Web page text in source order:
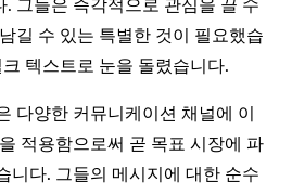
. 그들은 즉각적으로 관심을 끌 수
길 수 있는 특별한 것이 필요했습
텍스트로 눈을 돌렸습니다.
다양한 커뮤니케이션 채널에 이
적용함으로써 곧 목표 시장에 파
니다. 그들의 메시지에 대한 순수